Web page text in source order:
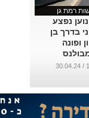
רמת גן
נפצע
בדרך בן
ופונה